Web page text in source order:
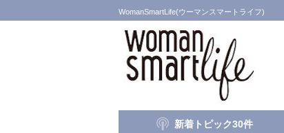
WomanSmartLife(ウーマンスマートライフ)
新着トピック30件